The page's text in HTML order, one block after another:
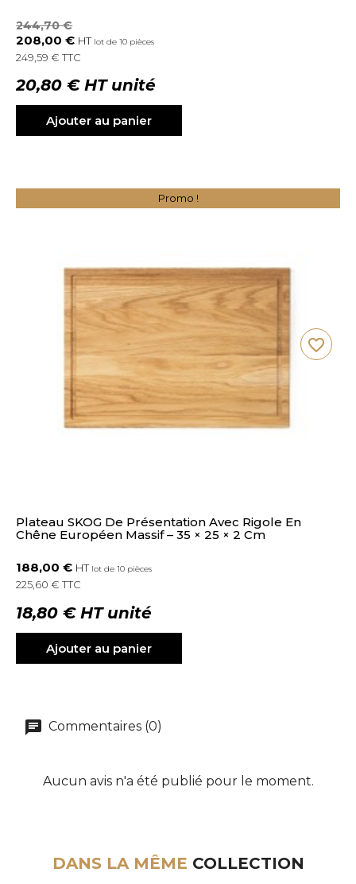
244,70 €
208,00 € HT lot de 10 pièces
249,59 € TTC
20,80 € HT unité
Ajouter au panier
Plateau SKOG De Présentation Avec Rigole En
Chêne Européen Massif – 35 × 25 × 2 Cm
188,00 € HT lot de 10 pièces
225,60 € TTC
18,80 € HT unité
Promo !
Ajouter au panier
favorite_border
Commentaires (0)
Aucun avis n'a été publié pour le moment.
DANS LA MÊME COLLECTION